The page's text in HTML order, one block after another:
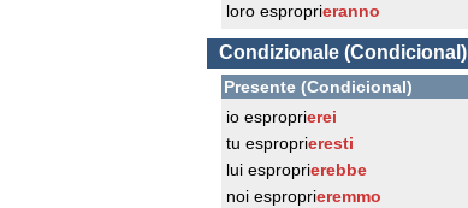
loro esproprieranno
Condizionale (Condicional)
Presente (Condicional)
io esproprierei
tu esproprieresti
lui esproprierebbe
noi esproprieremmo